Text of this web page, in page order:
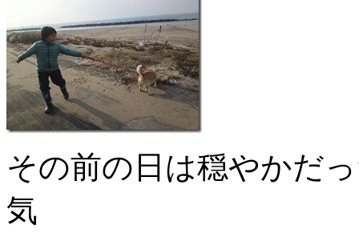
その前の日は穏やかだ
気